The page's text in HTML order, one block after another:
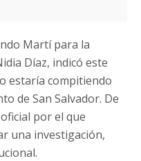
Martí para la
Díaz, indicó este
estaría compitiendo
de San Salvador. De
por el que
una investigación,